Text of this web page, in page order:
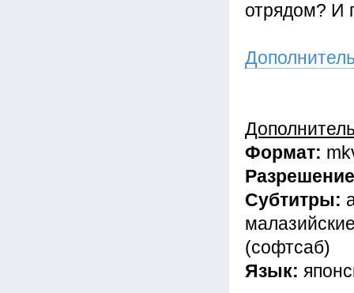
отрядом? И
Формат:
Субтитры:
(софтсаб)
Язык: